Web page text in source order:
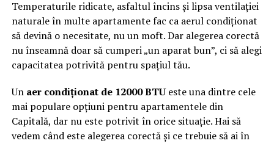
SEO pentru AI: zona de
intersecție
SEO pentru AI este, de fapt, aplicarea principiilor SEO
într-un context nou. Nu mai optimizezi doar pentru
poziții, ci pentru înțelegere.
Ce înseamnă asta concret?
În loc să construiești conținut în jurul unui keyword, îl
Temperaturile ridicate, asfaltul încins și lipsa ventilației
naturale în multe apartamente fac ca aerul condiționat
să devină o necesitate, nu un moft. Dar alegerea corectă
nu înseamnă doar să cumperi „un aparat bun”, ci să alegi
capacitatea potrivită pentru spațiul tău.
Un aer condiționat de 12000 BTUeste una dintre cele
mai populare opțiuni pentru apartamentele din
Capitală, dar nu este potrivit în orice situație. Hai să
vedem când este alegerea corectă și ce trebuie să ai în